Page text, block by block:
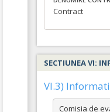
Contract
SECTIUNEA VI:
VI.3)
Comisia de